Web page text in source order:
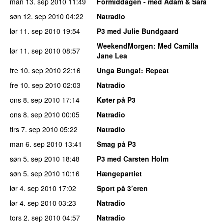
søn 12. sep 2010 04:22
Natradio
lør 11. sep 2010 19:54
P3 med Julie Bundgaard
lør 11. sep 2010 08:57 WeekendMorgen: Med Camilla
Jane Lea
fre 10. sep 2010 22:16 Unga Bunga!: Repeat
fre 10. sep 2010 02:03
Natradio
ons 8. sep 2010 17:14
Køter på P3
ons 8. sep 2010 00:05
Natradio
tirs 7. sep 2010 05:22
Natradio
man 6. sep 2010 13:41
Smag på P3
søn 5. sep 2010 18:48
P3 med Carsten Holm
søn 5. sep 2010 10:16
Hængepartiet
lør 4. sep 2010 17:02
Sport på 3’eren
lør 4. sep 2010 03:23
Natradio
tors 2. sep 2010 04:57
Natradio